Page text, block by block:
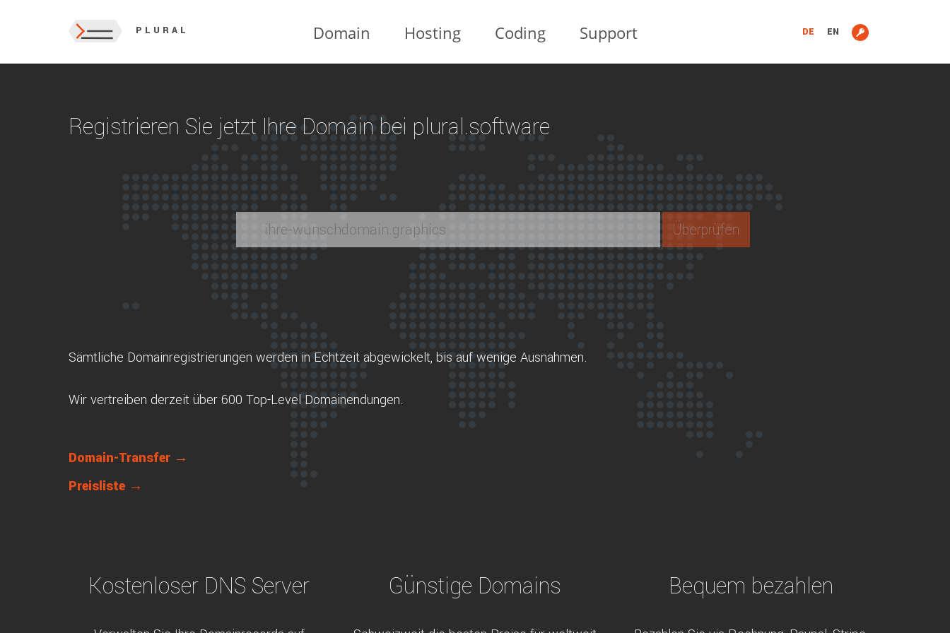
PLURAL Domain Hosting Coding Support DE EN
Registrieren Sie jetzt Ihre Domain bei plural.software
Sämtliche Domainregistrierungen werden in Echtzeit abgewickelt, bis auf wenige Ausnahmen.
Wir vertreiben derzeit über 600 Top-Level Domainendungen.
Domain-Transfer →
Preisliste →
Kostenloser DNS Server Günstige Domains Bequem bezahlen